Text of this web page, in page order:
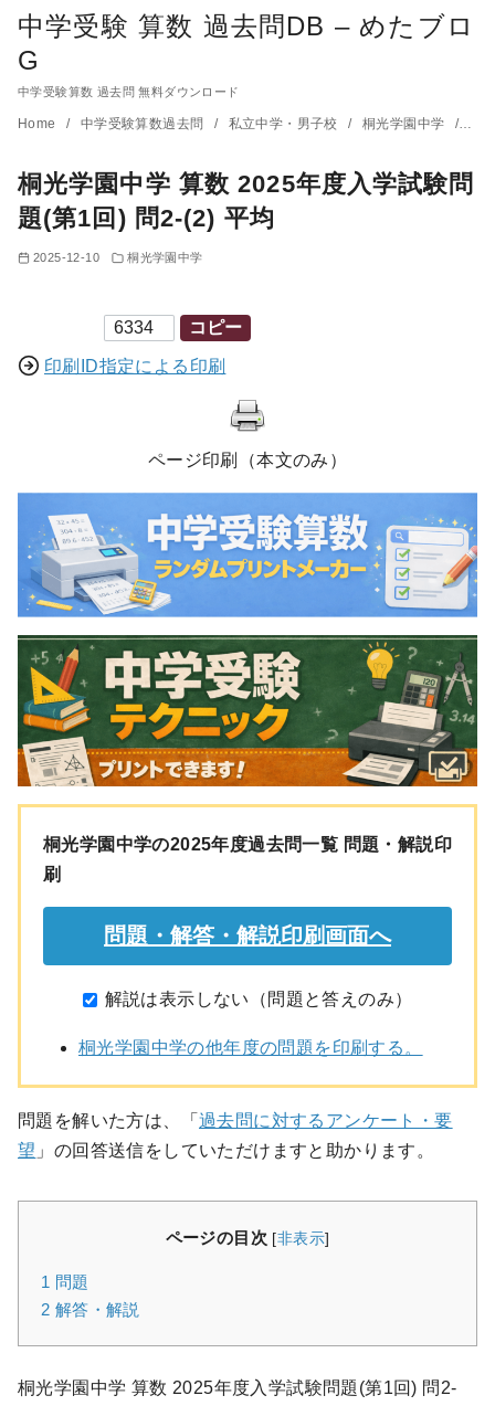
中学受験 算数 過去問DB – めたブロ
G
中学受験算数 過去問 無料ダウンロード
Home 中学受験算数過去問 私立中学・男子校 桐光学園中学 桐
桐光学園中学 算数 2025年度入学試験問
題(第1回) 問2-(2) 平均
2025-12-10 桐光学園中学
コピー
印刷ID指定による印刷
ページ印刷（本文のみ）
桐光学園中学の2025年度過去問一覧 問題・解説印
刷
解説は表示しない（問題と答えのみ）
桐光学園中学の他年度の問題を印刷する。
問題を解いた方は、「 過去問に対するアンケート・要
望 」の回答送信をしていただけますと助かります。
ページの目次 [非表示]
1 問題
2 解答・解説
桐光学園中学 算数 2025年度入学試験問題(第1回) 問2-